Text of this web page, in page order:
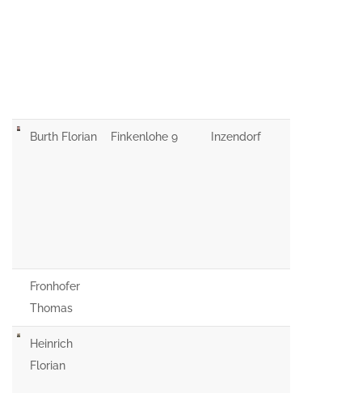
Burth Florian Finkenlohe 9 Inzendorf
Fronhofer
Thomas
Heinrich
Florian